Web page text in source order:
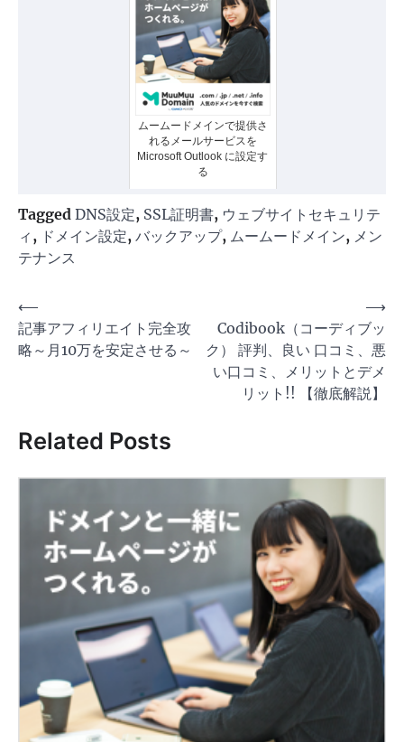
ムームードメインで提供さ
れるメールサービスを
Microsoft Outlook に設定す
る
Tagged DNS設定, SSL証明書, ウェブサイトセキュリテ
ィ , ドメイン設定, バックアップ, ムームードメイン, メン
テナンス
投
稿
ナ
ー
シ
⟵
記事アフィリエイト完全攻
略～月10万を安定させる～
Codibook（コーディブッ
ク） 評判、良い 口コミ、悪
い口コミ、メリットとデメ
リット!! 【徹底解説】
⟶
Related Posts